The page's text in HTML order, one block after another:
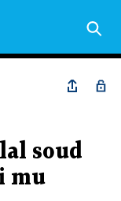
soud
mu